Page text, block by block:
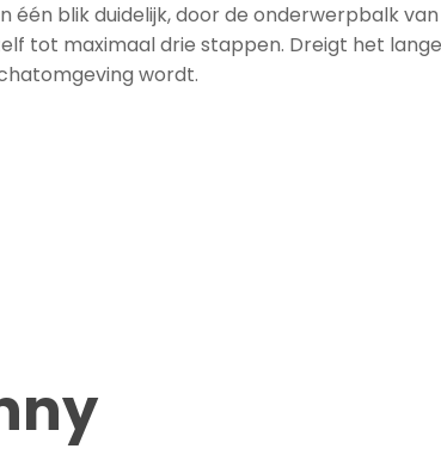
één blik duidelijk, door de onderwerpbalk van
tot maximaal drie stappen. Dreigt het
wordt.